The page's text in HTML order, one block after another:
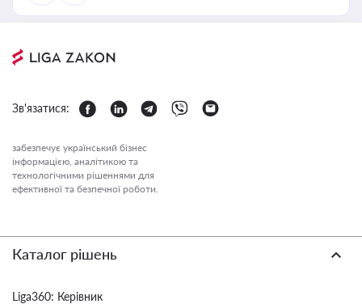
Зв'язатися:
забезпечує український бізнес
інформацією, аналітикою та
технологічними рішеннями для
ефективної та безпечної роботи.
Каталог рішень
Liga360: Керівник